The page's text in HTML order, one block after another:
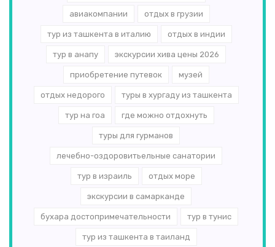
авиакомпании отдых в грузии
тур из ташкента в италию отдых в индии
тур в анапу экскурсии хива цены 2026
приобретение путевок музей
отдых недорого туры в хургаду из ташкента
тур на гоа где можно отдохнуть
туры для гурманов
лечебно-оздоровитьельные санатории
тур в израиль отдых море
экскурсии в самарканде
бухара достопримечательности тур в тунис
тур из ташкента в таиланд